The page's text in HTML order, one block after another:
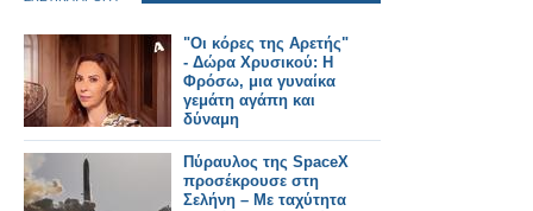
"Οι κόρες της Αρετής"
- Δώρα Χρυσικού: Η
Φρόσω, μια γυναίκα
γεμάτη αγάπη και
δύναμη
Πύραυλος της SpaceX
προσέκρουσε στη
Σελήνη – Με ταχύτητα